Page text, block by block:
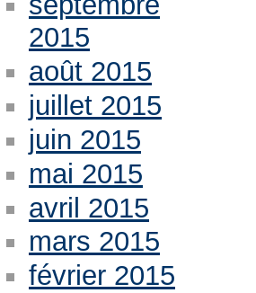
2015
août 2015
juillet 2015
juin 2015
mai 2015
avril 2015
mars 2015
février 2015